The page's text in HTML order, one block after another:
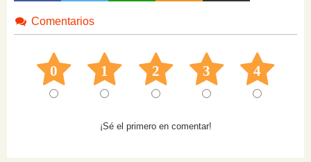
Comentarios
0 1 2 3 4
¡Sé el primero en comentar!